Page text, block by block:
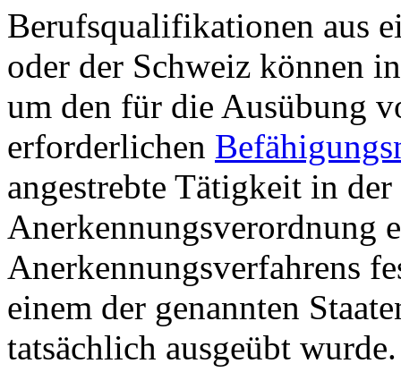
Berufsqualifikationen aus
oder der Schweiz können
um den für die Ausübung
erforderlichen
angestrebte Tätigkeit in der
Anerkennungsverordnung
Anerkennungsverfahrens
einem der genannten
tatsächlich ausgeübt wurde.